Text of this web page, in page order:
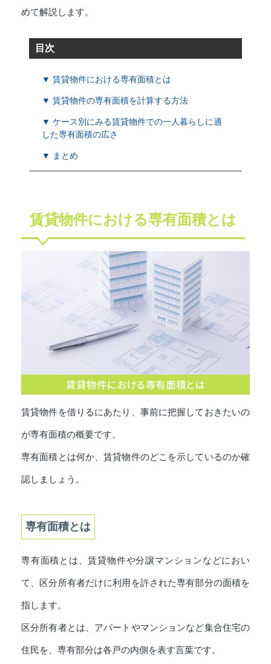
めて解説します。
目次
▼ 賃貸物件における専有面積とは
▼ 賃貸物件の専有面積を計算する方法
▼ ケース別にみる賃貸物件での一人暮らしに適
した専有面積の広さ
▼ まとめ
賃貸物件における専有面積とは
賃貸物件を借りるにあたり、事前に把握しておきたいの
が専有面積の概要です。
専有面積とは何か、賃貸物件のどこを示しているのか確
認しましょう。
専有面積とは
専有面積とは、賃貸物件や分譲マンションなどにおい
て、区分所有者だけに利用を許された専有部分の面積を
指します。
区分所有者とは、アパートやマンションなど集合住宅の
住民を、専有部分は各戸の内側を表す言葉です。